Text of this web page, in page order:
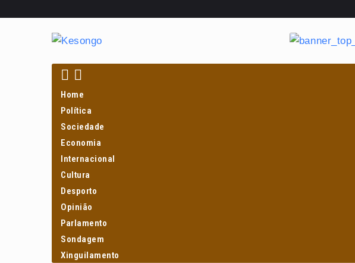
Home
Política
Sociedade
Economia
Internacional
Cultura
Desporto
Opinião
Parlamento
Sondagem
Xinguilamento